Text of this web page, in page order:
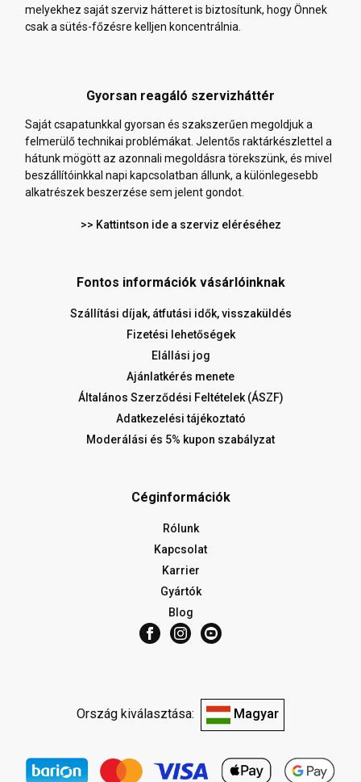
melyekhez saját szerviz hátteret is biztosítunk, hogy Önnek
csak a sütés-főzésre kelljen koncentrálnia.
Gyorsan reagáló szervizháttér
Saját csapatunkkal gyorsan és szakszerűen megoldjuk a
felmerülő technikai problémákat. Jelentős raktárkészlettel a
hátunk mögött az azonnali megoldásra törekszünk, és mivel
beszállítóinkkal napi kapcsolatban állunk, a különlegesebb
alkatrészek beszerzése sem jelent gondot.
>> Kattintson ide a szerviz eléréséhez
Fontos információk vásárlóinknak
Szállítási díjak, átfutási idők, visszaküldés
Fizetési lehetőségek
Elállási jog
Ajánlatkérés menete
Általános Szerződési Feltételek (ÁSZF)
Adatkezelési tájékoztató
Moderálási és 5% kupon szabályzat
Céginformációk
Rólunk
Kapcsolat
Karrier
Gyártók
Blog
Ország kiválasztása: Magyar